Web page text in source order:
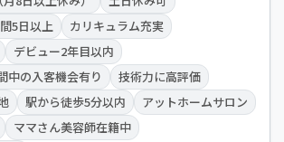
5日以上
カリキュラム充実
デビュー2年目以内
中の入客機会有り
技術力に高評価
駅から徒歩5分以内
アットホームサロン
ママさん美容師在籍中